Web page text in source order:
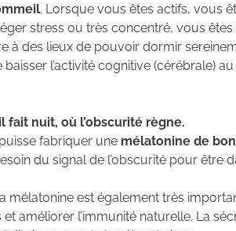
. Lorsque vous êtes actifs, vous
stress ou très concentré, vous
à des lieux de pouvoir dormir
baisser l’activité cognitive (cérébrale)
fait nuit, où l’obscurité règne.
fabriquer une mélatonine de
du signal de l’obscurité pour être
mélatonine est également très
améliorer l’immunité naturelle. La